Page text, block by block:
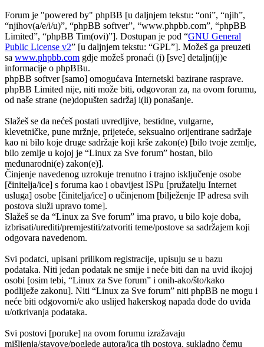
Forum je "powered by" phpBB [u daljnjem tekstu: “oni”, “njih”,
“njihov(a/e/i/u)”, “phpBB softver”, “www.phpbb.com”, “phpBB
Limited”, “phpBB Tim(ovi)”]. Dostupan je pod “GNU General
Public License v2” [u daljnjem tekstu: “GPL”]. Možeš ga preuzeti
sa www.phpbb.com gdje možeš pronaći (i) [sve] detaljn(ij)e
informacije o phpBBu.
phpBB softver [samo] omogućava Internetski bazirane rasprave.
phpBB Limited nije, niti može biti, odgovoran za, na ovom forumu,
od naše strane (ne)dopušten sadržaj i(li) ponašanje.
Slažeš se da nećeš postati uvredljive, bestidne, vulgarne,
klevetničke, pune mržnje, prijeteće, seksualno orijentirane sadržaje
kao ni bilo koje druge sadržaje koji krše zakon(e) [bilo tvoje zemlje,
bilo zemlje u kojoj je “Linux za Sve forum” hostan, bilo
međunarodni(e) zakon(e)].
Činjenje navedenog uzrokuje trenutno i trajno isključenje osobe
[činitelja/ice] s foruma kao i obavijest ISPu [pružatelju Internet
usluga] osobe [činitelja/ice] o učinjenom [bilježenje IP adresa svih
postova služi upravo tome].
Slažeš se da “Linux za Sve forum” ima pravo, u bilo koje doba,
izbrisati/urediti/premjestiti/zatvoriti teme/postove sa sadržajem koji
odgovara navedenom.
Svi podatci, upisani prilikom registracije, upisuju se u bazu
podataka. Niti jedan podatak ne smije i neće biti dan na uvid ikojoj
osobi [osim tebi, “Linux za Sve forum” i onih-ako/što/kako
podliježe zakonu]. Niti “Linux za Sve forum” niti phpBB ne mogu i
neće biti odgovorni/e ako uslijed hakerskog napada dođe do uvida
u/otkrivanja podataka.
Svi postovi [poruke] na ovom forumu izražavaju
mišljenja/stavove/poglede autora/ica tih postova, sukladno čemu